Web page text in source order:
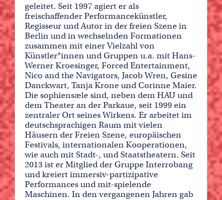
geleitet. Seit 1997 agiert er als
freischaffender Performancekünstler,
Regisseur und Autor in der freien Szene in
Berlin und in wechselnden Formationen
zusammen mit einer Vielzahl von
Künstler*innen und Gruppen u.a. mit Hans-
Werner Kroesinger, Forced Entertainment,
Nico and the Navigators, Jacob Wren, Gesine
Danckwart, Tanja Krone und Corinne Maier.
Die sophiensæle sind, neben dem HAU und
dem Theater an der Parkaue, seit 1999 ein
zentraler Ort seines Wirkens. Er arbeitet im
deutschsprachigen Raum mit vielen
Häusern der Freien Szene, europäischen
Festivals, internationalen Kooperationen,
wie auch mit Stadt-, und Staatstheatern. Seit
2013 ist er Mitglied der Gruppe Interrobang
und kreiert immersiv-partizipative
Performances und mit-spielende
Maschinen. In den vergangenen Jahren gab